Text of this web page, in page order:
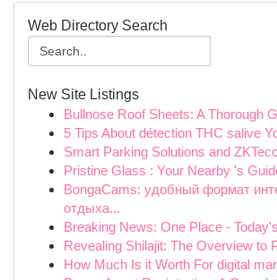
Web Directory Search
New Site Listings
Bullnose Roof Sheets: A Thorough
5 Tips About détection THC salive
Smart Parking Solutions and
Pristine Glass : Your Nearby 's
BongaCams: удобный формат
отдыха...
Breaking News: One Place -
Revealing Shilajit: The Overview to
How Much Is it Worth For digital